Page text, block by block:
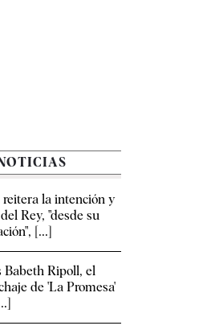
reitera la intención y
Rey, "desde su
[...]
Babeth Ripoll, el
de 'La Promesa'